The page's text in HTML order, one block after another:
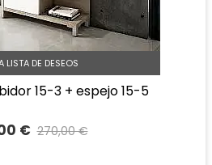
LISTA DE DESEOS
15-3 + espejo 15-5
€ 270,00 €